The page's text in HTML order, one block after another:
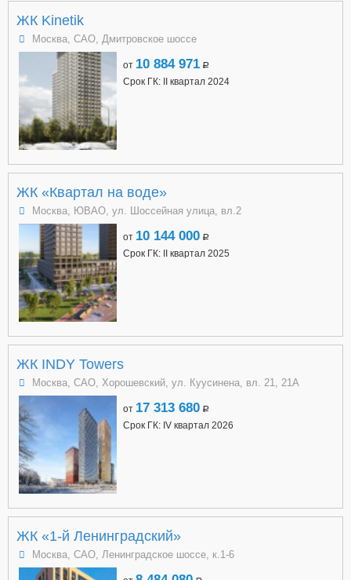
ЖК Kinetik
Москва, САО, Дмитровское шоссе
от 10 884 971 a
Срок ГК: II квартал 2024
ЖК «Квартал на воде»
Москва, ЮВАО, ул. Шоссейная улица, вл.2
от 10 144 000 a
Срок ГК: II квартал 2025
ЖК INDY Towers
Москва, САО, Хорошевский, ул. Куусинена, вл. 21, 21А
от 17 313 680 a
Срок ГК: IV квартал 2026
ЖК «1-й Ленинградский»
Москва, САО, Ленинградское шоссе, к.1-6